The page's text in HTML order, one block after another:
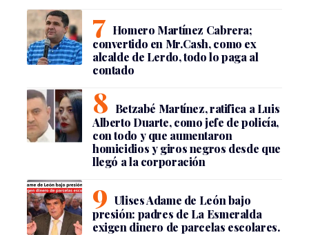
Homero Martínez Cabrera;
convertido en Mr.Cash, como ex
alcalde de Lerdo, todo lo paga al
contado
Betzabé Martínez, ratifica a Luis
Alberto Duarte, como jefe de policía,
con todo y que aumentaron
homicidios y giros negros desde que
llegó a la corporación
Ulises Adame de León bajo
presión: padres de La Esmeralda
exigen dinero de parcelas escolares.